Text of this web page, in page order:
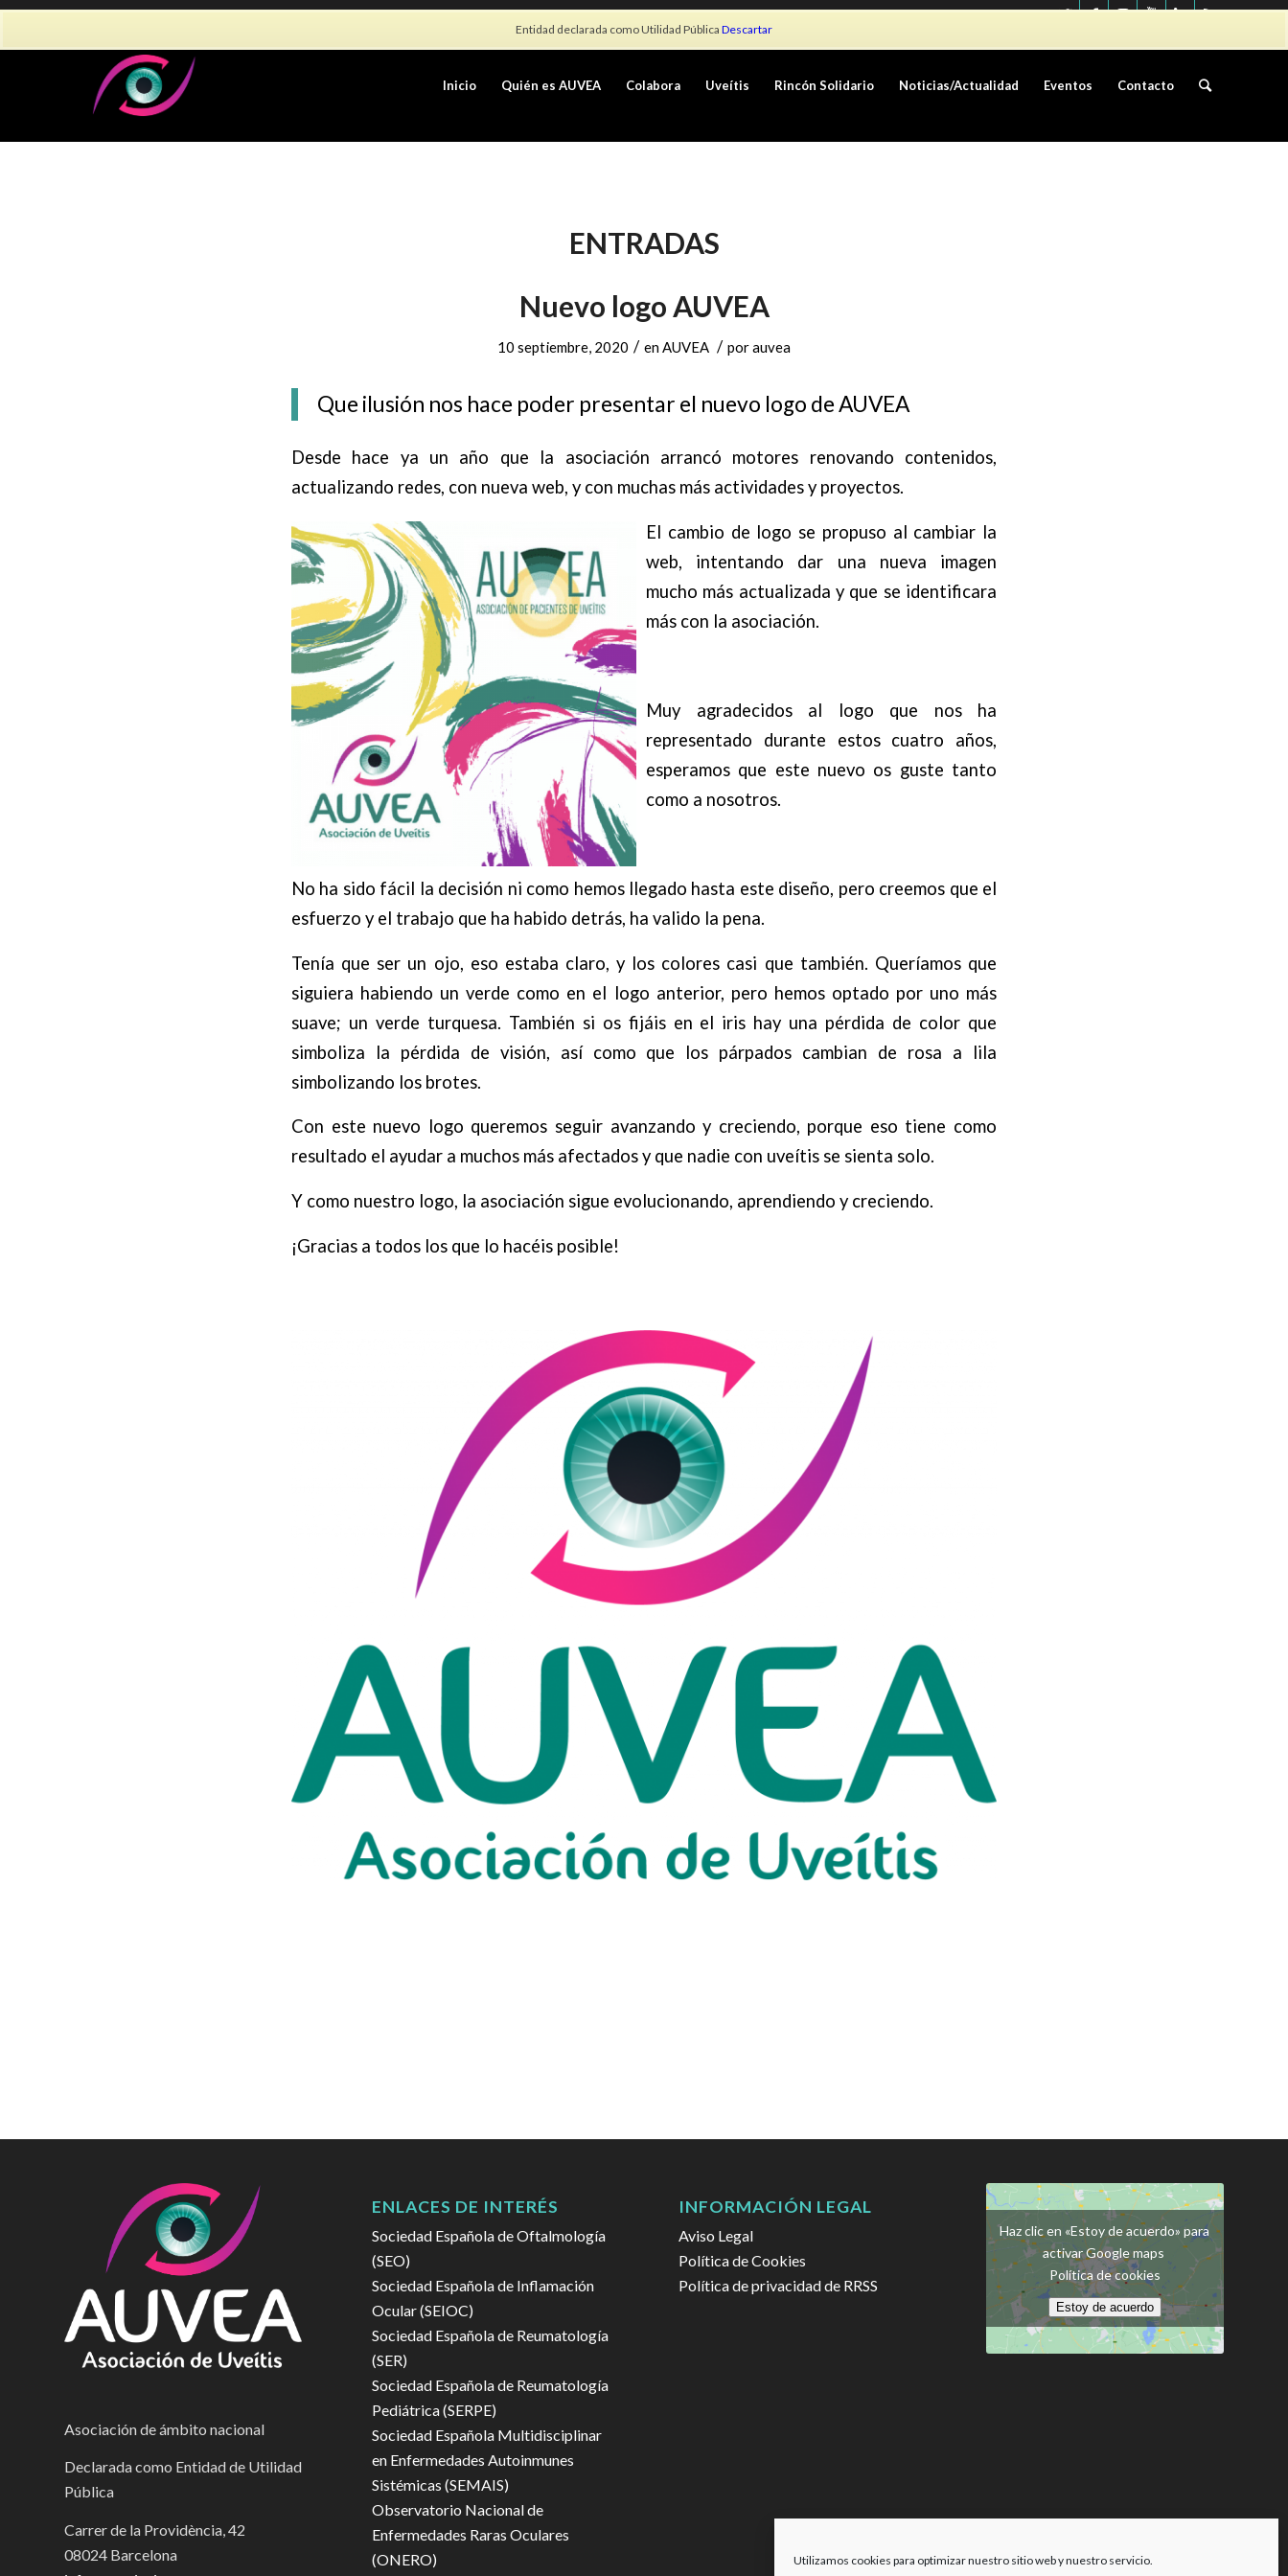
Utilizamos cookies para optimizar nuestro sitio web y nuestro servicio.
Entidad declarada como Utilidad Pública Descartar
info@asociacionauvea.es
Inicio Quién es AUVEA Colabora Uveítis Rincón Solidario Noticias/Actualidad Eventos Contacto
ENTRADAS
Nuevo logo AUVEA
10 septiembre, 2020 / enAUVEA / porauvea
Que ilusión nos hace poder presentar el nuevo logo de AUVEA
Desde hace ya un año que la asociación arrancó motores renovando contenidos,
actualizando redes, con nueva web, y con muchas más actividades y proyectos.
El cambio de logo se propuso al cambiar la
web, intentando dar una nueva imagen
mucho más actualizada y que se identificara
más con la asociación.
Muy agradecidos al logo que nos ha
representado durante estos cuatro años,
esperamos que este nuevo os guste tanto
como a nosotros.
No ha sido fácil la decisión ni como hemos llegado hasta este diseño, pero creemos que el
esfuerzo y el trabajo que ha habido detrás, ha valido la pena.
Tenía que ser un ojo, eso estaba claro, y los colores casi que también. Queríamos que
siguiera habiendo un verde como en el logo anterior, pero hemos optado por uno más
suave; un verde turquesa. También si os fijáis en el iris hay una pérdida de color que
simboliza la pérdida de visión, así como que los párpados cambian de rosa a lila
simbolizando los brotes.
Con este nuevo logo queremos seguir avanzando y creciendo, porque eso tiene como
resultado el ayudar a muchos más afectados y que nadie con uveítis se sienta solo.
Y como nuestro logo, la asociación sigue evolucionando, aprendiendo y creciendo.
¡Gracias a todos los que lo hacéis posible!
Asociación de ámbito nacional
Declarada como Entidad de Utilidad
Pública
Carrer de la Providència, 42
08024 Barcelona
ENLACES DE INTERÉS
Sociedad Española de Oftalmología
(SEO)
Sociedad Española de Inflamación
Ocular (SEIOC)
Sociedad Española de Reumatología
(SER)
Sociedad Española de Reumatología
Pediátrica (SERPE)
Sociedad Española Multidisciplinar
en Enfermedades Autoinmunes
Sistémicas (SEMAIS)
Observatorio Nacional de
Enfermedades Raras Oculares
(ONERO)
INFORMACIÓN LEGAL
Aviso Legal
Política de Cookies
Política de privacidad de RRSS
Haz clic en «Estoy de acuerdo» para
activar Google maps
Política de cookies
Estoy de acuerdo